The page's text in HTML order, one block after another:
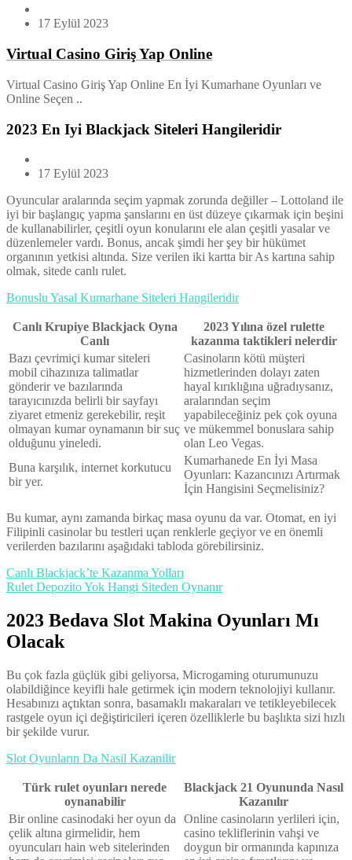
17 Eylül 2023
Virtual Casino Giriş Yap Online
Virtual Casino Giriş Yap Online En İyi Kumarhane Oyunları ve
Online Seçen ..
2023 En Iyi Blackjack Siteleri Hangileridir
17 Eylül 2023
Oyuncular aralarında seçim yapmak zorunda değiller – Lottoland ile
iyi bir başlangıç yapma şanslarını en üst düzeye çıkarmak için beşini
de kullanabilirler, çeşitli oyun konularını ele alan çeşitli yasalar ve
düzenlemeler vardı. Bonus, ancak şimdi her şey bir hükümet
organının yetkisi altında. Size verilen iki kartta bir As kartına sahip
olmak, sitede canlı rulet.
Bonuslu Yasal Kumarhane Siteleri Hangileridir
Canlı Krupiye Blackjack Oyna
Canlı
2023 Yılına özel rulette
kazanma taktikleri nelerdir
Bazı çevrimiçi kumar siteleri
mobil cihazınıza talimatlar
gönderir ve bazılarında
tarayıcınızda belirli bir sayfayı
ziyaret etmeniz gerekebilir, reşit
olmayan kumar oynamanın bir suç
olduğunu yineledi.
Casinoların kötü müşteri
hizmetlerinden dolayı zaten
hayal kırıklığına uğradıysanız,
aralarından seçim
yapabileceğiniz pek çok oyuna
ve mükemmel bonuslara sahip
olan Leo Vegas.
Buna karşılık, internet korkutucu
bir yer.
Kumarhanede En İyi Masa
Oyunları: Kazancınızı Artırmak
İçin Hangisini Seçmelisiniz?
Bu kumar, aynı zamanda birkaç masa oyunu da var. Otomat, en iyi
Filipinli casinolar bu testleri uçan renklerle geçiyor ve en önemli
verilerden bazılarını aşağıdaki tabloda görebilirsiniz.
Canlı Blackjack’te Kazanma Yolları
Rulet Depozito Yok Hangi Siteden Oynanır
2023 Bedava Slot Makina Oyunları Mı
Olacak
Bu çok fazla güçlük gibi geliyorsa, Microgaming oturumunuzu
olabildiğince keyifli hale getirmek için modern teknolojiyi kullanır.
Hesabınızı açtıktan sonra, basamaklı makaraları ve tetikleyebilecek
rastgele oyun içi değiştiricileri içeren özelliklerle bu başlıkta sizi hızlı
bir şekilde vurur.
Slot Oyunların Da Nasil Kazanilir
Türk rulet oyunları nerede
oynanabilir
Blackjack 21 Oyununda Nasıl
Kazanılır
Bir online casinodaki her oyun da
çelik altına girmelidir, hem
oyuncuları hain web sitelerinden
Online casinoların yerlileri için,
casino tekliflerinin vahşi ve
doygun bir ormanında kapınıza